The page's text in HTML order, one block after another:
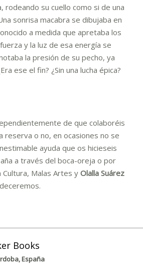
rodeando su cuello como si de una
sonrisa macabra se dibujaba en
a medida que apretaba los
y la luz de esa energía se
la presión de su pecho, ya
ese el fin? ¿Sin una lucha épica?
de que colaboréis
reserva o no, en ocasiones no se
ayuda que os hicieseis
a través del boca-oreja o por
Cultura, Malas Artes y Olalla Suárez
Books
España